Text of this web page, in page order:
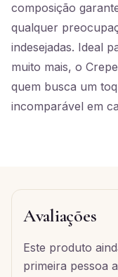
composição
qualquer
indesejadas. Ideal
muito mais, o
quem busca um
incomparável em
Avaliações
Este produto
primeira pessoa